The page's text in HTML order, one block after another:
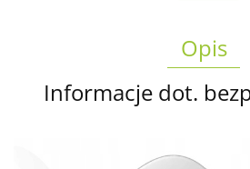
Opis
Informacje dot.